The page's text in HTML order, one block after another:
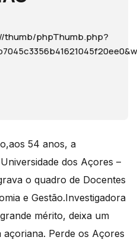
phpThumb.php?
54 anos, a
dos Açores –
o quadro de Docentes
e Gestão.Investigadora
mérito, deixa um
Perde os Açores